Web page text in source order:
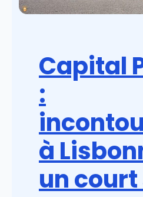
Capital
:
à
un